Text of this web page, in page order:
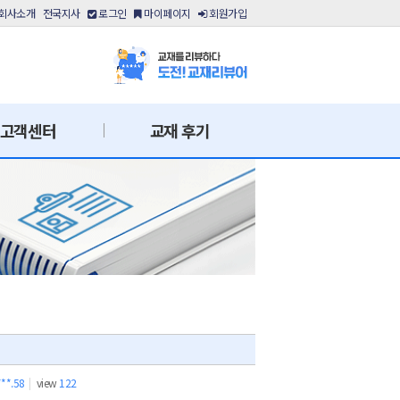
사소개 전국지사 로그인 마이페이지 회원가입
고객센터 교재 후기
| view 122